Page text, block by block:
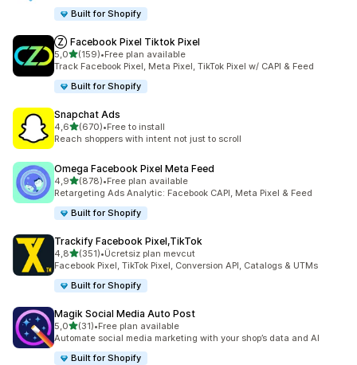
Built for Shopify
Ⓩ Facebook Pixel Tiktok Pixel
5,05 yıldız üzerinden
(159)
toplam 159 değerlendirme
•Free plan available
Track Facebook Pixel, Meta Pixel, TikTok Pixel w/ CAPI & Feed
Built for Shopify
Snapchat Ads
4,65 yıldız üzerinden
(670)
toplam 670 değerlendirme
•Free to install
Reach shoppers with intent not just to scroll
Omega Facebook Pixel Meta Feed
4,95 yıldız üzerinden
(878)
toplam 878 değerlendirme
•Free plan available
Retargeting Ads Analytic: Facebook CAPI, Meta Pixel & Feed
Built for Shopify
Trackify Facebook Pixel,TikTok
4,85 yıldız üzerinden
(351)
toplam 351 değerlendirme
•Ücretsiz plan mevcut
Facebook Pixel, TikTok Pixel, Conversion API, Catalogs & UTMs
Built for Shopify
Magik Social Media Auto Post
5,05 yıldız üzerinden
(31)
toplam 31 değerlendirme
•Free plan available
Automate social media marketing with your shop’s data and AI
Built for Shopify